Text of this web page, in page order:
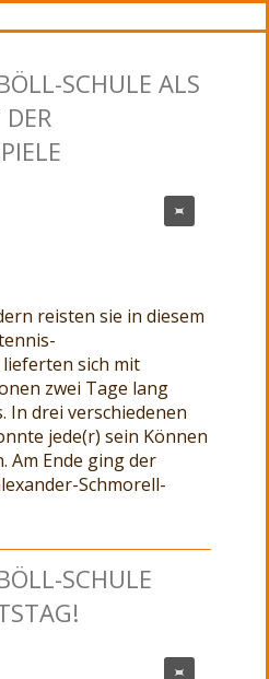
SCHULE ALS
reisten sie in diesem
sich mit
zwei Tage lang
In drei verschiedenen
jede(r) sein Können
Am Ende ging der
Schmorell-
SCHULE